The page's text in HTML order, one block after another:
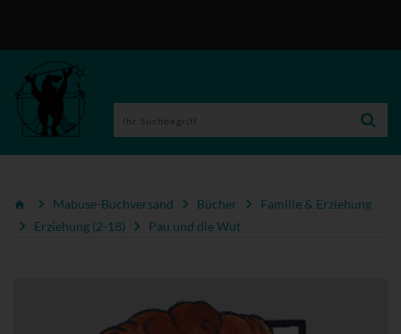
Mabuse-Buchversand Bücher
Familie & Erziehung
Erziehung (2-18)
Pau und die Wut